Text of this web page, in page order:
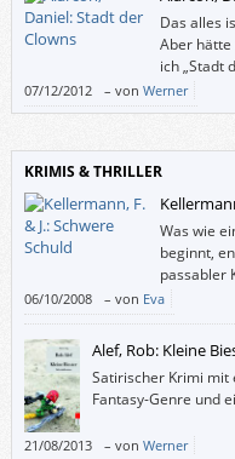
Das alles
Aber hätte
ich „Stadt
07/12/2012 – von Werner
KRIMIS & THRILLER
Was wie
beginnt,
passabler
06/10/2008 – von Eva
Alef, Rob: Kleine
Satirischer Krimi
Fantasy-Genre und
21/08/2013 – von Werner